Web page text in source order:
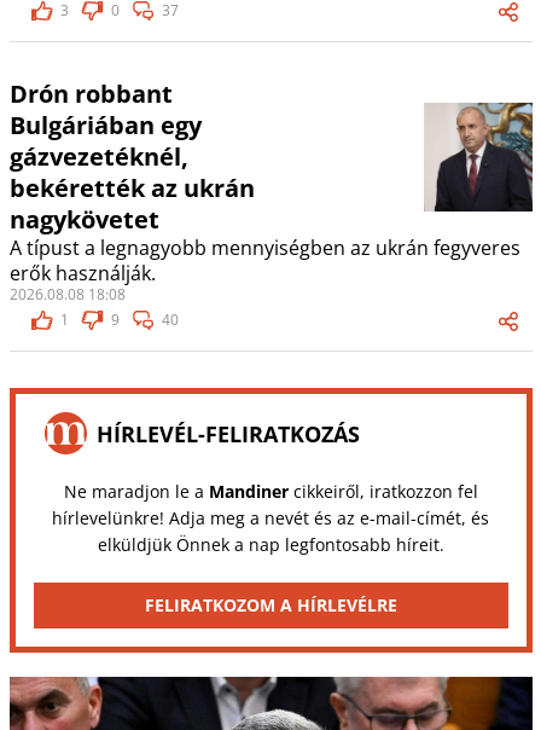
3
0 37
Drón robbant
Bulgáriában egy
gázvezetéknél,
bekérették az ukrán
nagykövetet
A típust a legnagyobb mennyiségben az ukrán fegyveres
erők használják.
2026.08.08 18:08
1
9 40
HÍRLEVÉL-FELIRATKOZÁS
Ne maradjon le a Mandinercikkeiről, iratkozzon fel
hírlevelünkre! Adja meg a nevét és az e-mail-címét, és
elküldjük Önnek a nap legfontosabb híreit.
FELIRATKOZOM A HÍRLEVÉLRE